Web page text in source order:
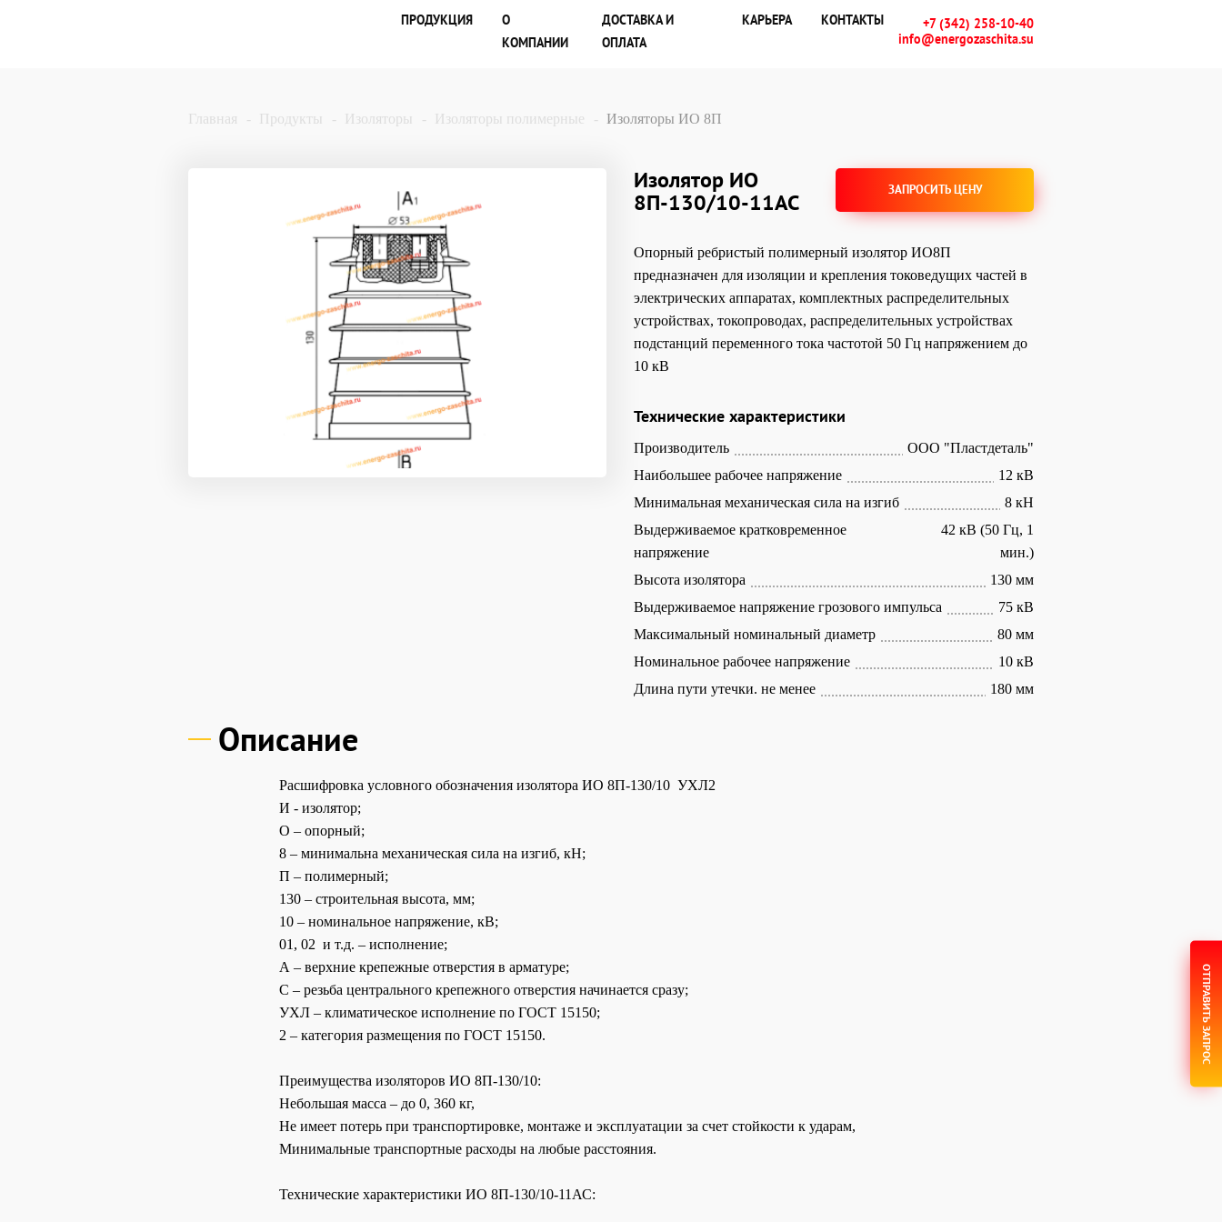
ПРОДУКЦИЯ
О
КОМПАНИИ
ДОСТАВКА И
ОПЛАТА
КАРЬЕРА КОНТАКТЫ
+7 (342) 258-10-40
info@energozaschita.su
Главная Продукты Изоляторы Изоляторы полимерные Изоляторы ИО 8П
Изолятор ИО
8П-130/10-11АС
ЗАПРОСИТЬ ЦЕНУ
Опорный ребристый полимерный изолятор ИО8П
предназначен для изоляции и крепления токоведущих частей в
электрических аппаратах, комплектных распределительных
устройствах, токопроводах, распределительных устройствах
подстанций переменного тока частотой 50 Гц напряжением до
10 кВ
Технические характеристики
Производитель
ООО "Пластдеталь"
Наибольшее рабочее напряжение
12 кВ
Минимальная механическая сила на изгиб
8 кН
Выдерживаемое кратковременное
напряжение
42 кВ (50 Гц, 1
мин.)
Высота изолятора
130 мм
Выдерживаемое напряжение грозового импульса
75 кВ
Максимальный номинальный диаметр
80 мм
Номинальное рабочее напряжение
10 кВ
Длина пути утечки. не менее
180 мм
Описание
Расшифровка условного обозначения изолятора ИО 8П-130/10 УХЛ2
И - изолятор;
О – опорный;
8 – минимальна механическая сила на изгиб, кН;
П – полимерный;
130 – строительная высота, мм;
10 – номинальное напряжение, кВ;
01, 02 и т.д. – исполнение;
А – верхние крепежные отверстия в арматуре;
С – резьба центрального крепежного отверстия начинается сразу;
УХЛ – климатическое исполнение по ГОСТ 15150;
2 – категория размещения по ГОСТ 15150.
Преимущества изоляторов ИО 8П-130/10:
Небольшая масса – до 0, 360 кг,
Не имеет потерь при транспортировке, монтаже и эксплуатации за счет стойкости к ударам,
Минимальные транспортные расходы на любые расстояния.
Технические характеристики ИО 8П-130/10-11АС:
ОТПРАВИТЬ ЗАПРОС